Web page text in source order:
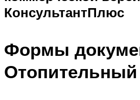
КонсультантПлюс
Формы
Отопительный